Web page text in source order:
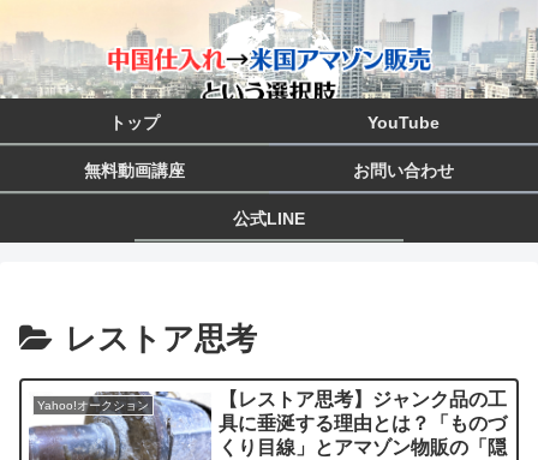
トップ YouTube
無料動画講座 お問い合わせ
公式LINE
レストア思考
Yahoo!オークション
【レストア思考】ジャンク品の工
具に垂涎する理由とは？「ものづ
くり目線」とアマゾン物販の「隠